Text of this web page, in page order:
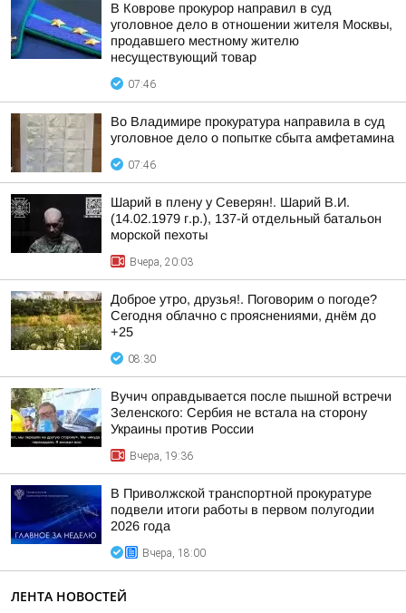
В Коврове прокурор направил в суд
уголовное дело в отношении жителя Москвы,
продавшего местному жителю
несуществующий товар
07:46
Во Владимире прокуратура направила в суд
уголовное дело о попытке сбыта амфетамина
07:46
Шарий в плену у Северян!. Шарий В.И.
(14.02.1979 г.р.), 137-й отдельный батальон
морской пехоты
Вчера, 20:03
Доброе утро, друзья!. Поговорим о погоде?
Сегодня облачно с прояснениями, днём до
+25
08:30
Вучич оправдывается после пышной встречи
Зеленского: Сербия не встала на сторону
Украины против России
Вчера, 19:36
В Приволжской транспортной прокуратуре
подвели итоги работы в первом полугодии
2026 года
Вчера, 18:00
ЛЕНТА НОВОСТЕЙ